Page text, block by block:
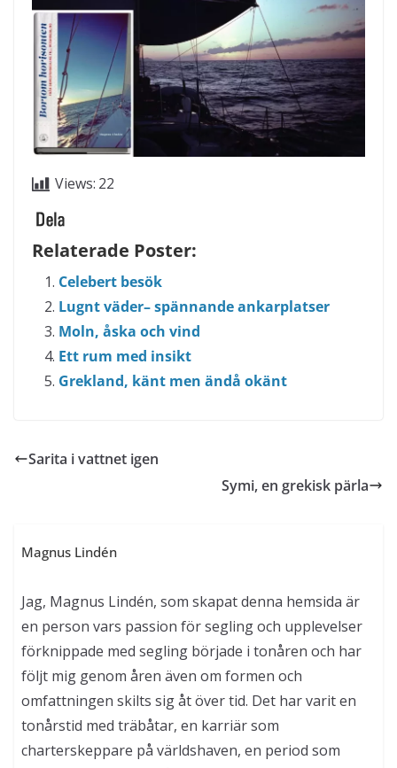
Views: 22
Relaterade Poster:
Celebert besök
Lugnt väder– spännande ankarplatser
Moln, åska och vind
Ett rum med insikt
Grekland, känt men ändå okänt
Sarita i vattnet igen
Symi, en grekisk pärla
Magnus Lindén
Jag, Magnus Lindén, som skapat denna hemsida är
en person vars passion för segling och upplevelser
förknippade med segling började i tonåren och har
följt mig genom åren även om formen och
omfattningen skilts sig åt över tid. Det har varit en
tonårstid med träbåtar, en karriär som
charterskeppare på världshaven, en period som